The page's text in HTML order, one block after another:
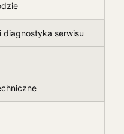
serwisu